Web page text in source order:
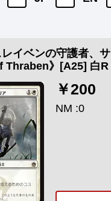
レイベンの守護者、
Thraben》[A25] 白R
￥200
NM :0